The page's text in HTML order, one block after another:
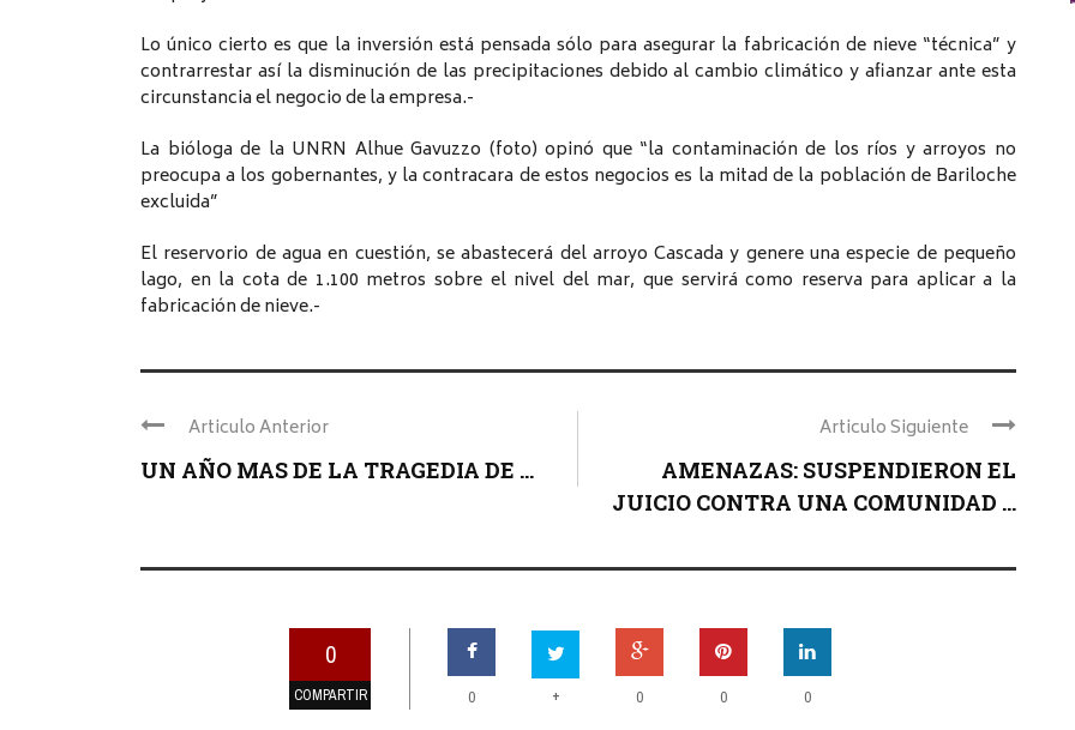
Lo único cierto es que la inversión está pensada sólo para asegurar la fabricación de nieve “técnica” y
contrarrestar así la disminución de las precipitaciones debido al cambio climático y afianzar ante esta
circunstancia el negocio de la empresa.-
La bióloga de la UNRN Alhue Gavuzzo (foto) opinó que “la contaminación de los ríos y arroyos no
preocupa a los gobernantes, y la contracara de estos negocios es la mitad de la población de Bariloche
excluida”
El reservorio de agua en cuestión, se abastecerá del arroyo Cascada y genere una especie de pequeño
lago, en la cota de 1.100 metros sobre el nivel del mar, que servirá como reserva para aplicar a la
fabricación de nieve.-
Articulo Anterior
UN AÑO MAS DE LA TRAGEDIA DE ...
Articulo Siguiente
AMENAZAS: SUSPENDIERON EL
JUICIO CONTRA UNA COMUNIDAD ...
0
COMPARTIR 0 + 0 0 0